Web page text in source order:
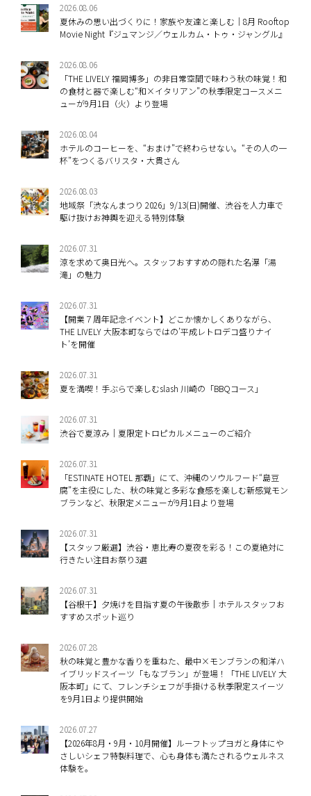
2026.08.06
夏休みの思い出づくりに！家族や友達と楽しむ｜8月 Rooftop
Movie Night『ジュマンジ／ウェルカム・トゥ・ジャングル』
2026.08.06
「THE LIVELY 福岡博多」の非日常空間で味わう秋の味覚！和
の食材と器で楽しむ“和×イタリアン”の秋季限定コースメニ
ューが9月1日（火）より登場
2026.08.04
ホテルのコーヒーを、“おまけ”で終わらせない。“その人の一
杯”をつくるバリスタ・大貫さん
2026.08.03
地域祭「渋なんまつり 2026」9/13(日)開催、渋谷を人力車で
駆け抜けお神輿を迎える特別体験
2026.07.31
涼を求めて奥日光へ。スタッフおすすめの隠れた名瀑「湯
滝」の魅力
2026.07.31
【開業７周年記念イベント】どこか懐かしくありながら、
THE LIVELY 大阪本町ならではの’平成レトロデコ盛りナイ
ト’を開催
2026.07.31
夏を満喫！手ぶらで楽しむslash 川崎の「BBQコース」
2026.07.31
渋谷で夏涼み｜夏限定トロピカルメニューのご紹介
2026.07.31
「ESTINATE HOTEL 那覇」にて、沖縄のソウルフード“島豆
腐”を主役にした、秋の味覚と多彩な食感を楽しむ新感覚モン
ブランなど、秋限定メニューが9月1日より登場
2026.07.31
【スタッフ厳選】渋谷・恵比寿の夏夜を彩る！この夏絶対に
行きたい注目お祭り3選
2026.07.31
【谷根千】夕焼けを目指す夏の午後散歩｜ホテルスタッフお
すすめスポット巡り
2026.07.28
秋の味覚と豊かな香りを重ねた、最中×モンブランの和洋ハ
イブリッドスイーツ「もなブラン」が登場！「THE LIVELY 大
阪本町」にて、フレンチシェフが手掛ける秋季限定スイーツ
を9月1日より提供開始
2026.07.27
【2026年8月・9月・10月開催】ルーフトップヨガと身体にや
さしいシェフ特製料理で、心も身体も満たされるウェルネス
体験を。